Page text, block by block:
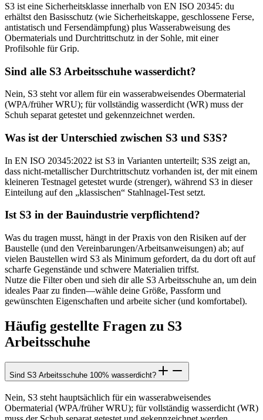
S3 ist eine Sicherheitsklasse innerhalb von EN ISO 20345: du
erhältst den Basisschutz (wie Sicherheitskappe, geschlossene Ferse,
antistatisch und Fersendämpfung) plus Wasserabweisung des
Obermaterials und Durchtrittschutz in der Sohle, mit einer
Profilsohle für Grip.
Sind alle S3 Arbeitsschuhe wasserdicht?
Nein, S3 steht vor allem für ein wasserabweisendes Obermaterial
(WPA/früher WRU); für vollständig wasserdicht (WR) muss der
Schuh separat getestet und gekennzeichnet werden.
Was ist der Unterschied zwischen S3 und S3S?
In EN ISO 20345:2022 ist S3 in Varianten unterteilt; S3S zeigt an,
dass nicht-metallischer Durchtrittschutz vorhanden ist, der mit einem
kleineren Testnagel getestet wurde (strenger), während S3 in dieser
Einteilung auf den „klassischen“ Stahlnagel-Test setzt.
Ist S3 in der Bauindustrie verpflichtend?
Was du tragen musst, hängt in der Praxis von den Risiken auf der
Baustelle (und den Vereinbarungen/Arbeitsanweisungen) ab; auf
vielen Baustellen wird S3 als Minimum gefordert, da du dort oft auf
scharfe Gegenstände und schwere Materialien triffst.
Nutze die Filter oben und sieh dir alle S3 Arbeitsschuhe an, um dein
ideales Paar zu finden—wähle deine Größe, Passform und
gewünschten Eigenschaften und arbeite sicher (und komfortabel).
Häufig gestellte Fragen zu S3
Arbeitsschuhe
Sind S3 Arbeitsschuhe 100% wasserdicht?
Nein, S3 steht hauptsächlich für ein wasserabweisendes
Obermaterial (WPA/früher WRU); für vollständig wasserdicht (WR)